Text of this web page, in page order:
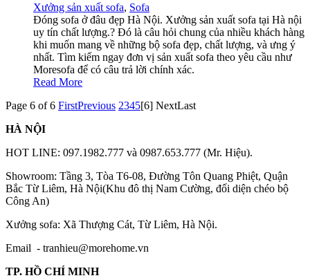
Xưởng sản xuất sofa, Sofa
Đóng sofa ở đâu đẹp Hà Nội. Xưởng sản xuất sofa tại Hà nội
uy tín chất lượng.? Đó là câu hỏi chung của nhiều khách hàng
khi muốn mang về những bộ sofa đẹp, chất lượng, và ưng ý
nhất. Tìm kiếm ngay đơn vị sản xuất sofa theo yêu cầu như
Moresofa để có câu trả lời chính xác.
Read More
Page 6 of 6 FirstPrevious 2345[6] NextLast
HÀ NỘI
HOT LINE: 097.1982.777 và 0987.653.777 (Mr. Hiệu).
Showroom: Tầng 3, Tòa T6-08, Đường Tôn Quang Phiệt, Quận
Bắc Từ Liêm, Hà Nội(Khu đô thị Nam Cường, đối diện chéo bộ
Công An)
Xưởng sofa: Xã Thượng Cát, Từ Liêm, Hà Nội.
Email - tranhieu@morehome.vn
TP. HỒ CHÍ MINH